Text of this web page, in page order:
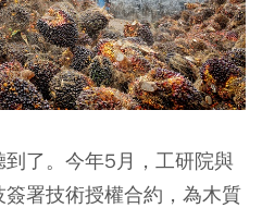
了。今年5月，工研院與
署技術授權合約，為木質